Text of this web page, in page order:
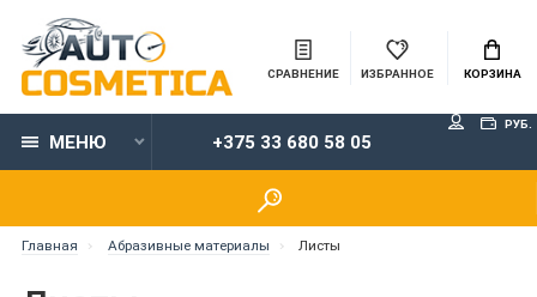
СРАВНЕНИЕ ИЗБРАННОЕ КОРЗИНА
МЕНЮ +375 33 680 58 05
РУБ.
Главная Абразивные материалы Листы